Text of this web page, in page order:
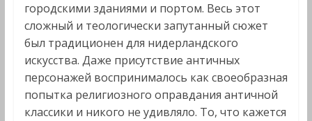
городскими зданиями и портом. Весь этот
сложный и теологически запутанный сюжет
был традиционен для нидерландского
искусства. Даже присутствие античных
персонажей воспринималось как своеобразная
попытка религиозного оправдания античной
классики и никого не удивляло. То, что кажется